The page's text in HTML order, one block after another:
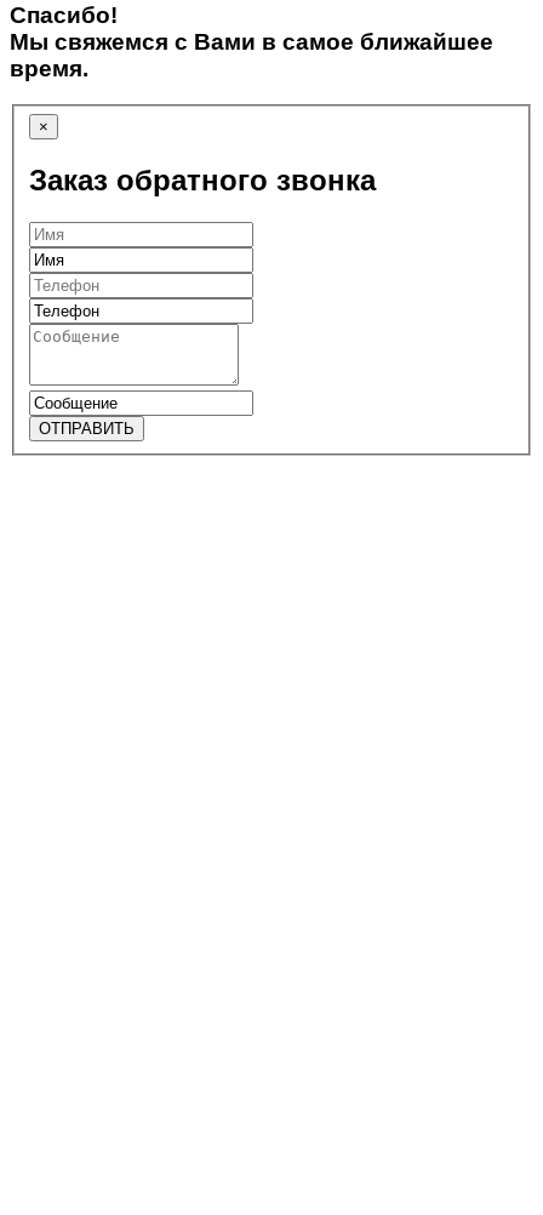
Спасибо!
Мы свяжемся с Вами в самое ближайшее
время.
×
Заказ обратного звонка
ОТПРАВИТЬ